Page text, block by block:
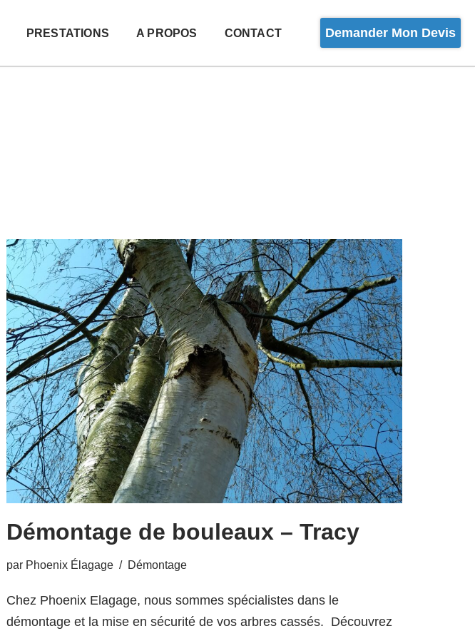
PRESTATIONS A PROPOS CONTACT Demander Mon Devis
Démontage de bouleaux – Tracy
par Phoenix Élagage Démontage
Chez Phoenix Elagage, nous sommes spécialistes dans le
démontage et la mise en sécurité de vos arbres cassés. Découvrez